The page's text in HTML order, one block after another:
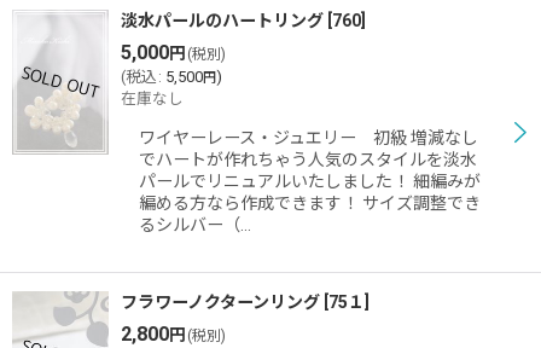
淡水パールのハートリング 760
5,000円 (税別)
(税込 : 5,500円)
在庫なし
ワイヤーレース・ジュエリー 初級 増減なし
でハートが作れちゃう人気のスタイルを淡水
パールでリニュアルいたしました！ 細編みが
編める方なら作成できます！ サイズ調整でき
るシルバー（…
フラワーノクターンリング 75１
2,800円 (税別)